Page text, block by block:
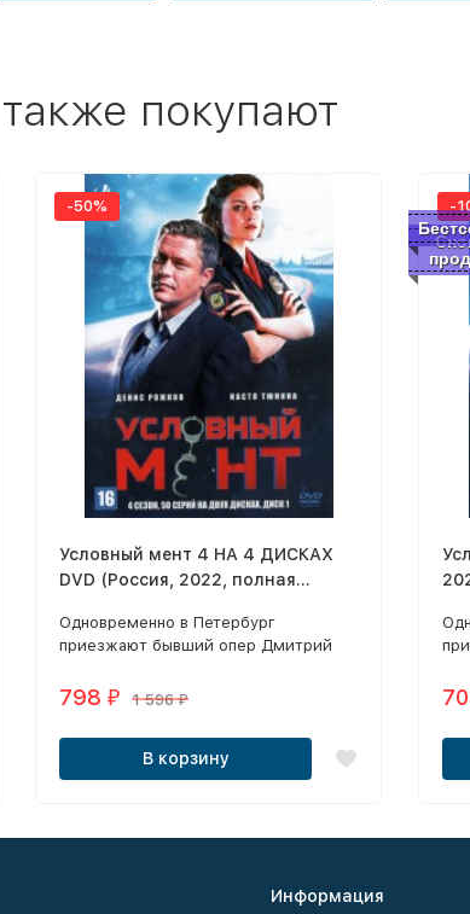
покупают
-50%
Условный мент 4 НА 4 ДИСКАХ
DVD (Россия, 2022, полная
Одновременно в Петербург
приезжают бывший опер Дмитрий
превышение полномочий, и капитан
798₽ 1 596₽
В корзину
-
Информация